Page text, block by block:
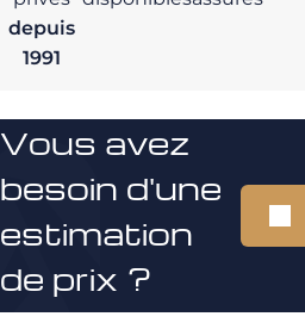
depuis
1991
Vous avez
besoin d'une
estimation
de prix ?